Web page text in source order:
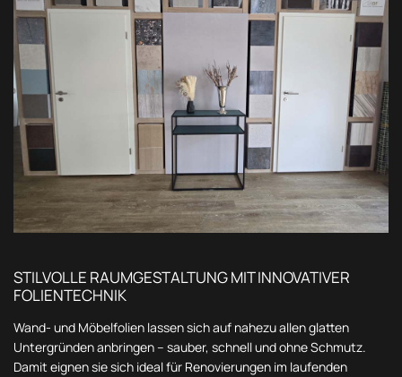
STILVOLLE RAUMGESTALTUNG MIT INNOVATIVER
FOLIENTECHNIK
Wand- und Möbelfolien lassen sich auf nahezu allen glatten
Untergründen anbringen – sauber, schnell und ohne Schmutz.
Damit eignen sie sich ideal für Renovierungen im laufenden